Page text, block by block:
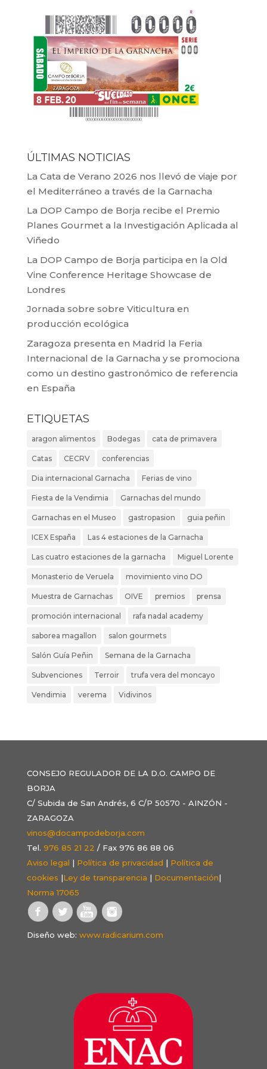
ÚLTIMAS NOTICIAS
La Cata de Verano 2026 nos llevó de viaje por
el Mediterráneo a través de la Garnacha
La DOP Campo de Borja recibe el Premio
Planes Gourmet a la Investigación Aplicada al
Viñedo
La DOP Campo de Borja participa en la Old
Vine Conference Heritage Showcase de
Londres
Jornada sobre sobre Viticultura en
producción ecológica
Zaragoza presenta en Madrid la Feria
Internacional de la Garnacha y se promociona
como un destino gastronómico de referencia
en España
ETIQUETAS
aragon alimentos Bodegas cata de primavera
Catas CECRV conferencias
Dia internacional Garnacha Ferias de vino
Fiesta de la Vendimia Garnachas del mundo
Garnachas en el Museo gastropasion guia peñin
ICEX España Las 4 estaciones de la Garnacha
Las cuatro estaciones de la garnacha Miguel Lorente
Monasterio de Veruela movimiento vino DO
Muestra de Garnachas OIVE premios prensa
promoción internacional rafa nadal academy
saborea magallon salon gourmets
Salón Guía Peñin Semana de la Garnacha
Subvenciones Terroir trufa vera del moncayo
Vendimia verema Vidivinos
CONSEJO REGULADOR DE LA D.O. CAMPO DE
BORJA
C/ Subida de San Andrés, 6 C/P 50570 - AINZÓN -
ZARAGOZA
vinos@docampodeborja.com
Tel. 976 85 21 22 / Fax 976 86 88 06
Aviso legal | Política de privacidad | Política de
cookies |Ley de transparencia | Documentación|
Norma 17065
Diseño web: www.radicarium.com